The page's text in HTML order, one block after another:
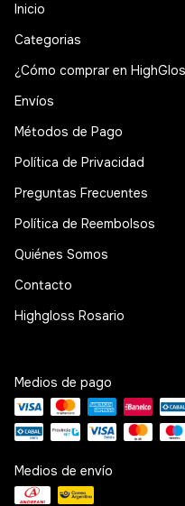
Inicio
Categorias
¿Cómo comprar en
Envíos
Métodos de Pago
Política de Privacidad
Preguntas Frecuentes
Política de Reembolsos
Quiénes Somos
Contacto
Highgloss Rosario
Medios de pago
Medios de envío